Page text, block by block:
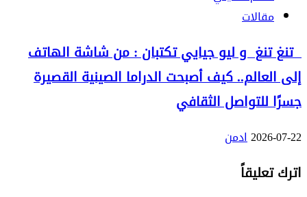
مقالات
تنغ تنغ و ليو جيايي تكتبان : من شاشة الهاتف
إلى العالم.. كيف أصبحت الدراما الصينية القصيرة
جسرًا للتواصل الثقافي
2026-07-22ادمن
اترك تعليقاً